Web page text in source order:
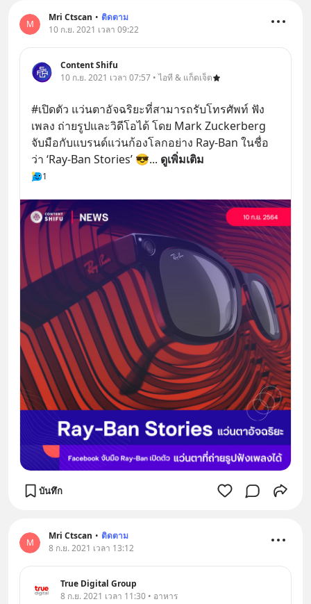
M
Mri Ctscan • ติดตาม
10 ก.ย. 2021 เวลา 09:22
Content Shifu
10 ก.ย. 2021 เวลา 07:57 • ไอที & แก็ดเจ็ต
#เปิดตัว แว่นตาอัจฉริยะที่สามารถรับโทรศัพท์ ฟัง
เพลง ถ่ายรูปและวิดีโอได้ โดย Mark Zuckerberg
จับมือกับแบรนด์แว่นก้องโลกอย่าง Ray-Ban ในชื่อ
ว่า ‘Ray-Ban Stories’ 😎... ดูเพิ่มเติม
1
บันทึก
M
Mri Ctscan • ติดตาม
8 ก.ย. 2021 เวลา 13:12
True Digital Group
8 ก.ย. 2021 เวลา 11:30 • อาหาร